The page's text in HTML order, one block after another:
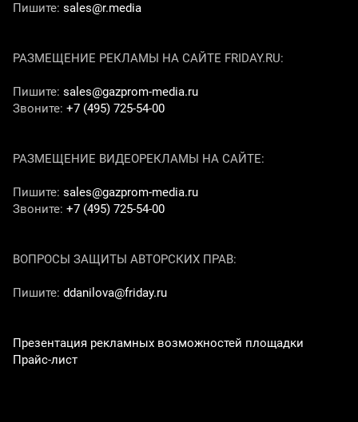
Пишите: sales@r.media
РАЗМЕЩЕНИЕ РЕКЛАМЫ НА САЙТЕ FRIDAY.RU:
Пишите: sales@gazprom-media.ru
Звоните: +7 (495) 725-54-00
РАЗМЕЩЕНИЕ ВИДЕОРЕКЛАМЫ НА САЙТЕ:
Пишите: sales@gazprom-media.ru
Звоните: +7 (495) 725-54-00
ВОПРОСЫ ЗАЩИТЫ АВТОРСКИХ ПРАВ:
Пишите: ddanilova@friday.ru
Презентация рекламных возможностей площадки
Прайс-лист